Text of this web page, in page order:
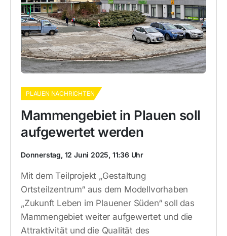
PLAUEN NACHRICHTEN
Mammengebiet in Plauen soll
aufgewertet werden
Donnerstag, 12 Juni 2025, 11:36 Uhr
Mit dem Teilprojekt „Gestaltung
Ortsteilzentrum“ aus dem Modellvorhaben
„Zukunft Leben im Plauener Süden“ soll das
Mammengebiet weiter aufgewertet und die
Attraktivität und die Qualität des